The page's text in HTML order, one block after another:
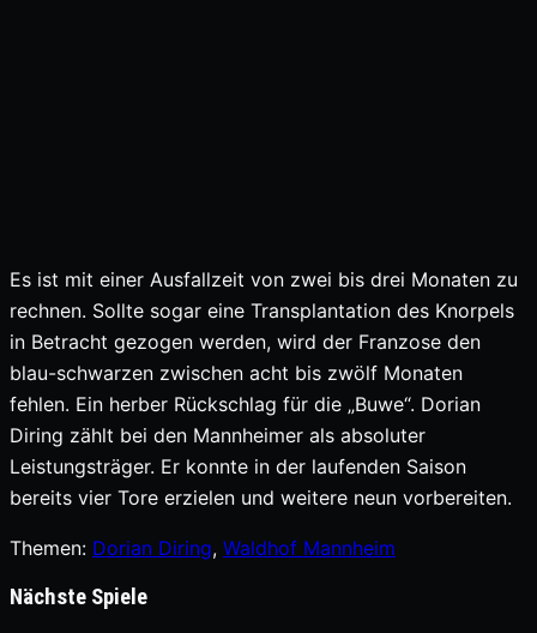
Es ist mit einer Ausfallzeit von zwei bis drei Monaten zu
rechnen. Sollte sogar eine Transplantation des Knorpels
in Betracht gezogen werden, wird der Franzose den
blau-schwarzen zwischen acht bis zwölf Monaten
fehlen. Ein herber Rückschlag für die „Buwe“. Dorian
Diring zählt bei den Mannheimer als absoluter
Leistungsträger. Er konnte in der laufenden Saison
bereits vier Tore erzielen und weitere neun vorbereiten.
Themen: Dorian Diring, Waldhof Mannheim
Nächste Spiele